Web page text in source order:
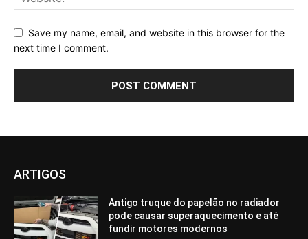
Save my name, email, and website in this browser for the
next time I comment.
ARTIGOS
Antigo truque do papelão no radiador
pode causar superaquecimento e até
fundir motores modernos